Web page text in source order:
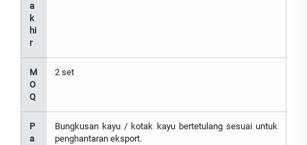
a
k
hi
r
M
O
Q
2 set
P
a
Bungkusan kayu / kotak kayu bertetulang sesuai untuk
penghantaran eksport.